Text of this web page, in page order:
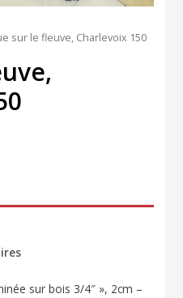
sur le fleuve, Charlevoix 150
sur bois 3/4″ », 2cm –